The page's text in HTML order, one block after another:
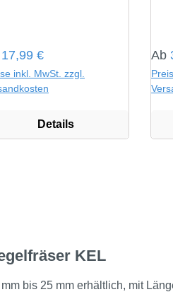
Preis:
17,99 €
inkl. MwSt. zzgl.
Details
Ab
KEL
bis 25 mm erhältlich, mit